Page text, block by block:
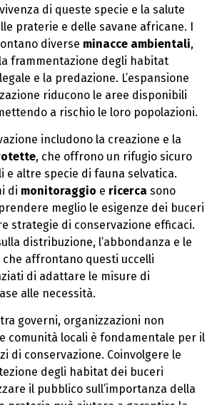
di queste specie e la salute
praterie e delle savane africane. I
diverse minacce ambientali,
frammentazione degli habitat
e la predazione. L’espansione
riducono le aree disponibili
a rischio le loro popolazioni.
includono la creazione e la
, che offrono un rifugio sicuro
e altre specie di fauna selvatica.
di monitoraggio e ricerca sono
meglio le esigenze dei buceri
strategie di conservazione efficaci.
distribuzione, l’abbondanza e le
che affrontano questi uccelli
di adattare le misure di
alle necessità.
tra governi, organizzazioni non
comunità locali è fondamentale per il
di conservazione. Coinvolgere le
degli habitat dei buceri
il pubblico sull’importanza della